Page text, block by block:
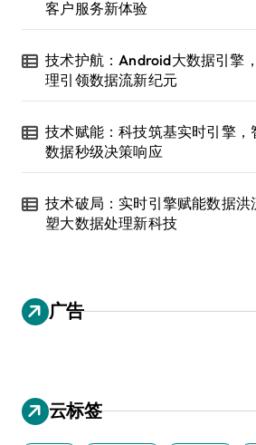
客户服务新体验
技术护航：Android大数据引擎
理引领数据流新纪元
技术赋能：科技筑基实时引擎，
数据秒级决策响应
技术破局：实时引擎赋能数据洪
塑大数据处理新科技
广告
云标签